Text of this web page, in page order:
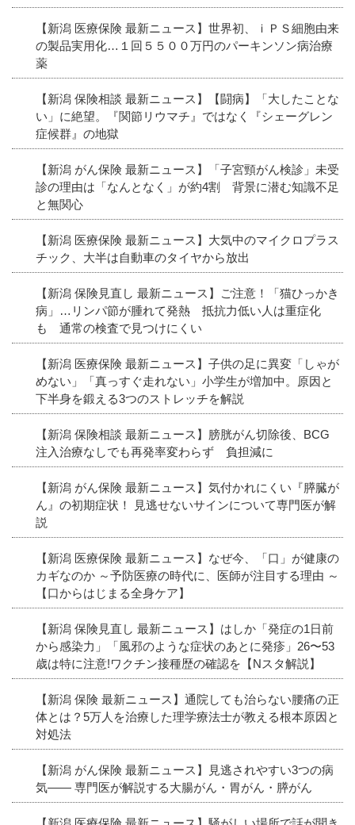
【新潟 医療保険 最新ニュース】世界初、ｉＰＳ細胞由来
の製品実用化…１回５５００万円のパーキンソン病治療
薬
【新潟 保険相談 最新ニュース】【闘病】「大したことな
い」に絶望。『関節リウマチ』ではなく『シェーグレン
症候群』の地獄
【新潟 がん保険 最新ニュース】「子宮頸がん検診」未受
診の理由は「なんとなく」が約4割 背景に潜む知識不足
と無関心
【新潟 医療保険 最新ニュース】大気中のマイクロプラス
チック、大半は自動車のタイヤから放出
【新潟 保険見直し 最新ニュース】ご注意！「猫ひっかき
病」…リンパ節が腫れて発熱 抵抗力低い人は重症化
も 通常の検査で見つけにくい
【新潟 医療保険 最新ニュース】子供の足に異変「しゃが
めない」「真っすぐ走れない」小学生が増加中。原因と
下半身を鍛える3つのストレッチを解説
【新潟 保険相談 最新ニュース】膀胱がん切除後、BCG
注入治療なしでも再発率変わらず 負担減に
【新潟 がん保険 最新ニュース】気付かれにくい『膵臓が
ん』の初期症状！ 見逃せないサインについて専門医が解
説
【新潟 医療保険 最新ニュース】なぜ今、「口」が健康の
カギなのか ～予防医療の時代に、医師が注目する理由 ～
【口からはじまる全身ケア】
【新潟 保険見直し 最新ニュース】はしか「発症の1日前
から感染力」「風邪のような症状のあとに発疹」26〜53
歳は特に注意!ワクチン接種歴の確認を【Nスタ解説】
【新潟 保険 最新ニュース】通院しても治らない腰痛の正
体とは？5万人を治療した理学療法士が教える根本原因と
対処法
【新潟 がん保険 最新ニュース】見逃されやすい3つの病
気―― 専門医が解説する大腸がん・胃がん・膵がん